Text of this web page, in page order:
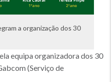
a organização dos 30
equipa organizadora dos 30
(Serviço de